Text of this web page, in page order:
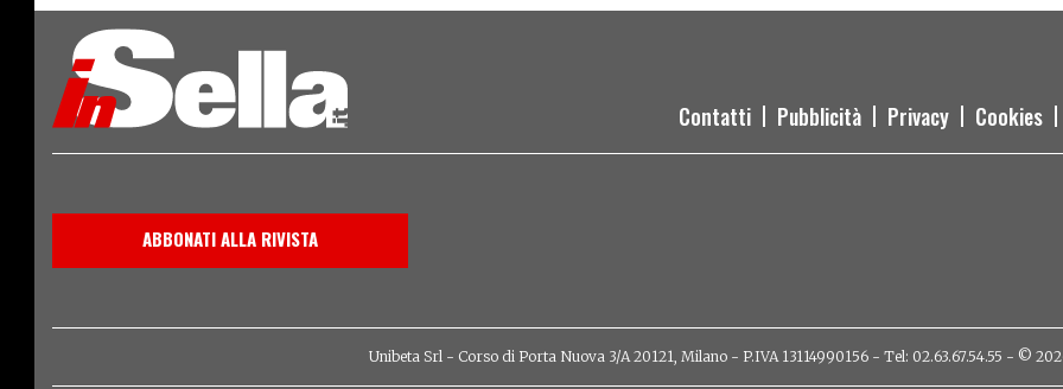
Contatti Pubblicità Privacy Cookies
ABBONATI ALLA RIVISTA
Unibeta Srl - Corso di Porta Nuova 3/A 20121, Milano - P.IVA 13114990156 - Tel: 02.63.67.54.55 - ©